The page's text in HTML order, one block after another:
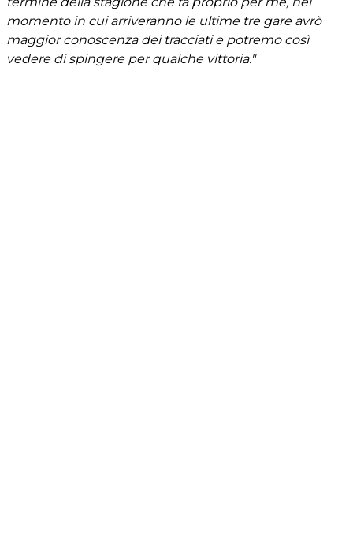
momento in cui arriveranno le ultime tre gare avrò
maggior conoscenza dei tracciati e potremo così
vedere di spingere per qualche vittoria."